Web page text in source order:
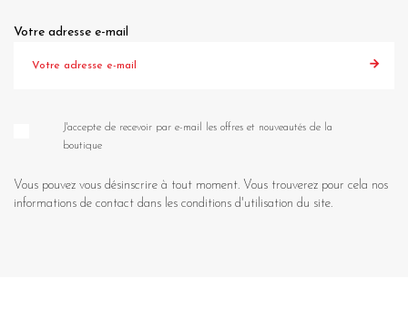
Votre adresse e-mail
J'accepte de recevoir par e-mail les offres et nouveautés de la
boutique
Vous pouvez vous désinscrire à tout moment. Vous trouverez pour cela nos
informations de contact dans les conditions d'utilisation du site.